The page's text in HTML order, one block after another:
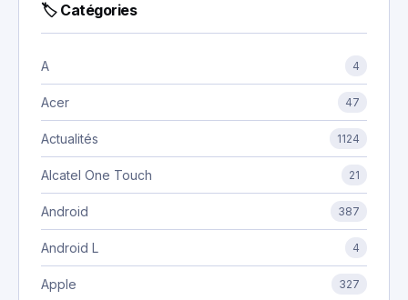
🏷 Catégories
A 4
Acer 47
Actualités 1124
Alcatel One Touch 21
Android 387
Android L 4
Apple 327